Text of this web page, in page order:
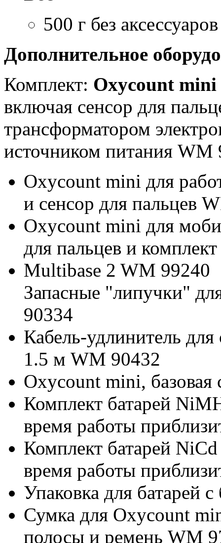
500 г без аксессуаров
Дополнительное
Комплект: Oxycount mini
включая сенсор для
трансформатором
источником питания WM
Oxycount mini для
и сенсор для пальцев
Oxycount mini для
для пальцев и
Multibase 2 WM 99240
Запасные "липучки"
90334
Кабель-удлинитель
1.5 м WM 90432
Oxycount mini,
Комплект батарей
время работы
Комплект батарей
время работы
Упаковка для батарей
Сумка для Oxycount
полосы и ремень WM